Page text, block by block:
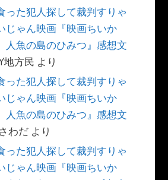
った犯人探して裁判すりゃ
じゃん映画『映画ちいか
魚の島のひみつ』感想文
地方民 より
った犯人探して裁判すりゃ
じゃん映画『映画ちいか
魚の島のひみつ』感想文
さわだ より
った犯人探して裁判すりゃ
じゃん映画『映画ちいか